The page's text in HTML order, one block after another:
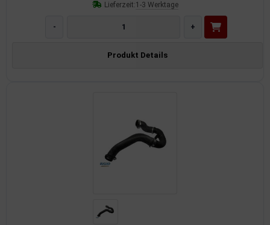
Lieferzeit:1-3 Werktage
- +
Produkt Details